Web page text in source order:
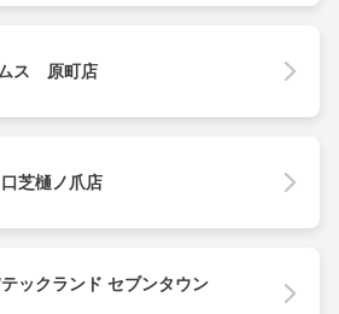
ムス 原町店
芝樋ノ爪店
ックランド セブンタウン